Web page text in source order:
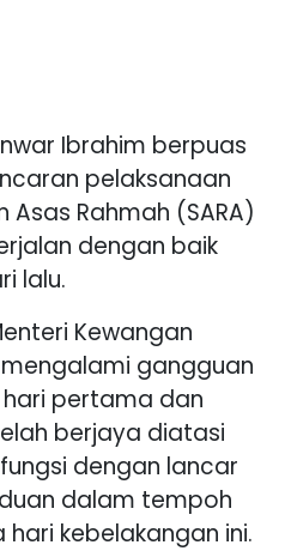
Ibrahim berpuas
pelaksanaan
Rahmah (SARA)
dengan baik
lalu.
Kewangan
gangguan
pertama dan
berjaya diatasi
dengan lancar
dalam tempoh
kebelakangan ini.